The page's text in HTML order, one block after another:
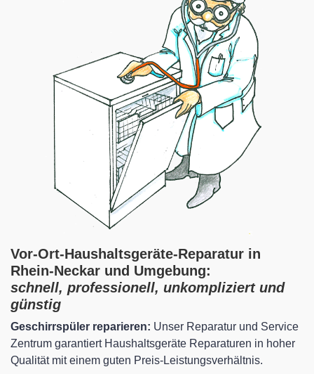
Vor-Ort-Haushaltsgeräte-Reparatur in
Rhein-Neckar und Umgebung:
schnell, professionell, unkompliziert und
günstig
Geschirrspüler reparieren: Unser Reparatur und Service
Zentrum garantiert Haushaltsgeräte Reparaturen in hoher
Qualität mit einem guten Preis-Leistungsverhältnis.